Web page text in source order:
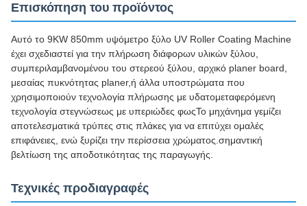
Επισκόπηση του προϊόντος
Αυτό το 9KW 850mm υψόμετρο ξύλο UV Roller Coating Machine
έχει σχεδιαστεί για την πλήρωση διάφορων υλικών ξύλου,
συμπεριλαμβανομένου του στερεού ξύλου, αρχικό planer board,
μεσαίας πυκνότητας planer,ή άλλα υποστρώματα που
χρησιμοποιούν τεχνολογία πλήρωσης με υδατομεταφερόμενη
τεχνολογία στεγνώσεως με υπεριώδες φωςΤο μηχάνημα γεμίζει
αποτελεσματικά τρύπες στις πλάκες για να επιτύχει ομαλές
επιφάνειες, ενώ ξυρίζει την περίσσεια χρώματος.σημαντική
βελτίωση της αποδοτικότητας της παραγωγής.
Τεχνικές προδιαγραφές